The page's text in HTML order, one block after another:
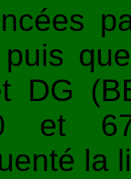
DG
et
la